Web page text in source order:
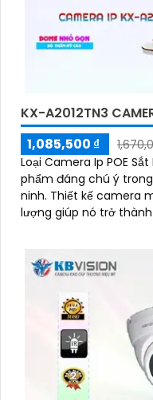
KX-A2012TN3
1,085,500 ₫
Loại Camera Ip POE
phẩm đáng chú ý
ninh. Thiết kế camera mỹ thuật Dome Kim loại chất
lượng giúp nó trở